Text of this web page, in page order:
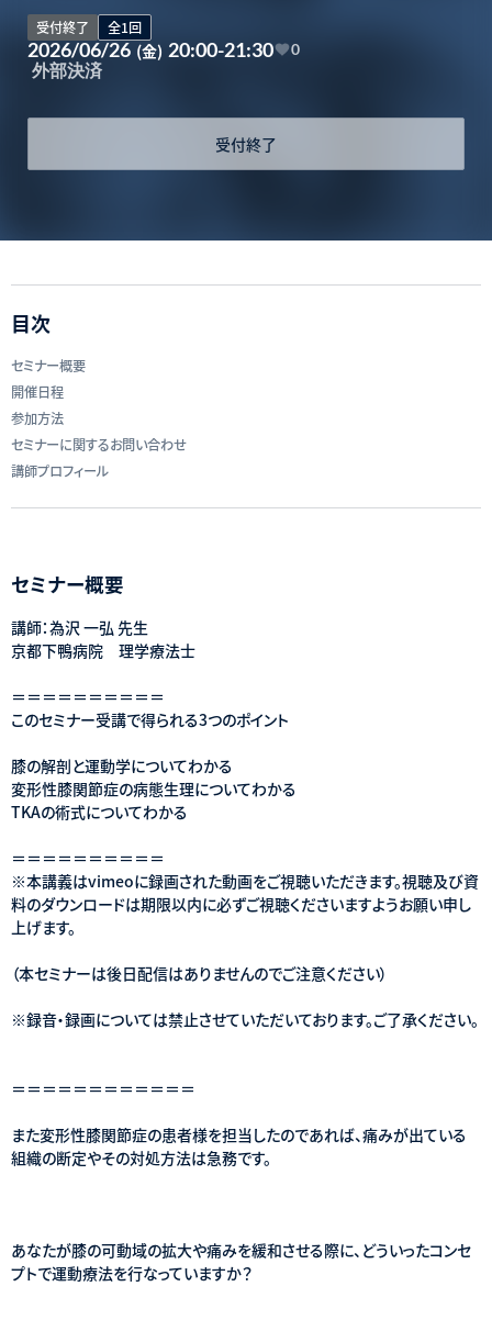
受付終了 全1回
2026/06/26 (金) 20:00-21:30 0
外部決済
受付終了
目次
セミナー概要
開催日程
参加方法
セミナーに関するお問い合わせ
講師プロフィール
セミナー概要
講師：為沢 一弘 先生
京都下鴨病院 理学療法士
＝＝＝＝＝＝＝＝＝＝
このセミナー受講で得られる3つのポイント
膝の解剖と運動学についてわかる
変形性膝関節症の病態生理についてわかる
TKAの術式についてわかる
＝＝＝＝＝＝＝＝＝＝
※本講義はvimeoに録画された動画をご視聴いただきます。視聴及び資
料のダウンロードは期限以内に必ずご視聴くださいますようお願い申し
上げます。
（本セミナーは後日配信はありませんのでご注意ください）
※録音・録画については禁止させていただいております。ご了承ください。
＝＝＝＝＝＝＝＝＝＝＝＝
また変形性膝関節症の患者様を担当したのであれば、痛みが出ている
組織の断定やその対処方法は急務です。
あなたが膝の可動域の拡大や痛みを緩和させる際に、どういったコンセ
プトで運動療法を行なっていますか？